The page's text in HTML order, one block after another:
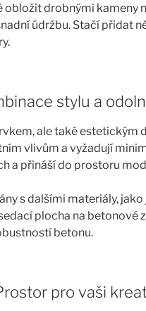
drobnými kameny
údržbu. Stačí přidat
stylu a
ale také estetickým
vlivům a vyžadují
a přináší do prostoru
s dalšími materiály,
plocha na betonové
betonu.
pro vaši